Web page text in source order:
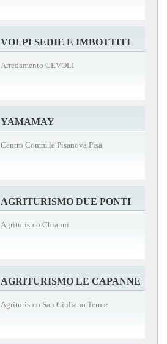
VOLPI SEDIE E IMBOTTITI
Arredamento CEVOLI
YAMAMAY
Centro Comm.le Pisanova Pisa
AGRITURISMO DUE PONTI
Agriturismo Chianni
AGRITURISMO LE CAPANNE
Agriturismo San Giuliano Terme